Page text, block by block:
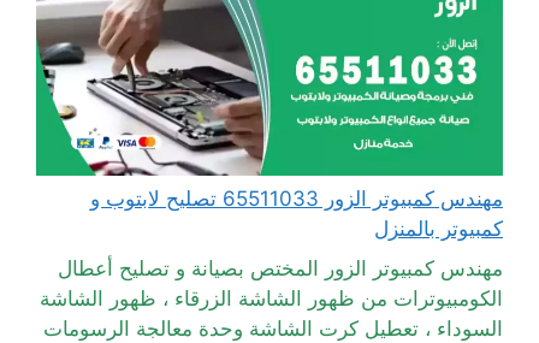
مهندس كمبيوتر الزور 65511033 تصليح لابتوب و
كمبيوتر بالمنزل
مهندس كمبيوتر الزور المختص بصيانة و تصليح أعطال
الكومبيوترات من ظهور الشاشة الزرقاء ، ظهور الشاشة
السوداء ، تعطيل كرت الشاشة وحدة معالجة الرسومات